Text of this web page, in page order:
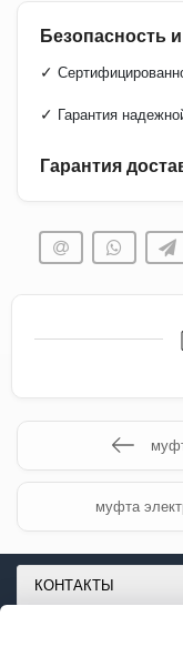
Безопасность
✓
✓ Гарантия
Гарантия
муфта
КОНТАКТЫ